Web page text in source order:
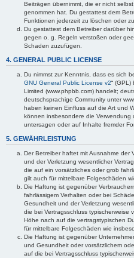
Beiträgen übernimmt, die er nicht
genommen hat. Du gestattest dem
Funktionen jederzeit zu löschen oder zu
Du gestattest dem Betreiber darüber
gegen o. g. Regeln verstoßen oder
Schaden zuzufügen.
4. GENERAL PUBLIC LICENSE
Du nimmst zur Kenntnis, dass es sich
GNU General Public License v2“
Limited (www.phpbb.com) handelt;
deutschsprachige Community unter
haben keinen Einfluss auf die Art und
können insbesondere die Verwendung
untersagen oder auf Inhalte fremder
5. GEWÄHRLEISTUNG
Der Betreiber haftet mit Ausnahme
und der Verletzung wesentlicher
die auf ein vorsätzliches oder grob
gilt auch für mittelbare Folgeschäden
Die Haftung ist gegenüber
fahrlässigem Verhalten oder bei
Gesundheit und der Verletzung
die bei Vertragsschluss typischerweise
Höhe nach auf die vertragstypischen
für mittelbare Folgeschäden wie
Die Haftung ist gegenüber
und Gesundheit oder vorsätzlichem
auf die bei Vertragsschluss